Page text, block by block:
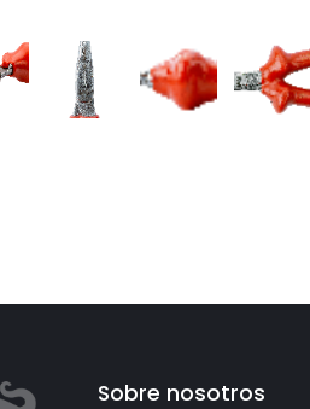
Sobre nosotros